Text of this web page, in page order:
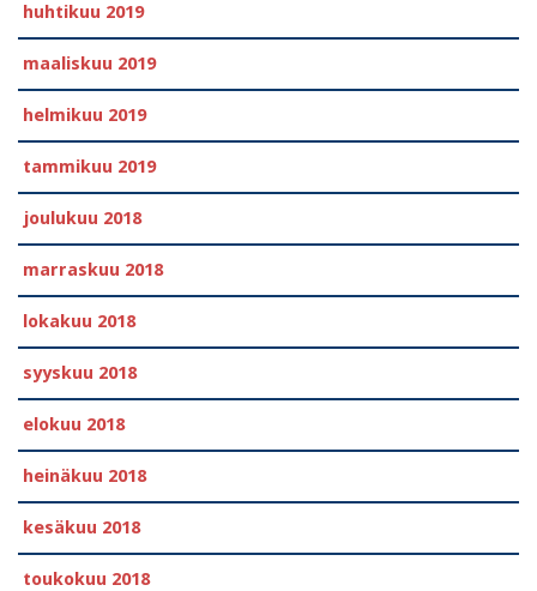
huhtikuu 2019
maaliskuu 2019
helmikuu 2019
tammikuu 2019
joulukuu 2018
marraskuu 2018
lokakuu 2018
syyskuu 2018
elokuu 2018
heinäkuu 2018
kesäkuu 2018
toukokuu 2018